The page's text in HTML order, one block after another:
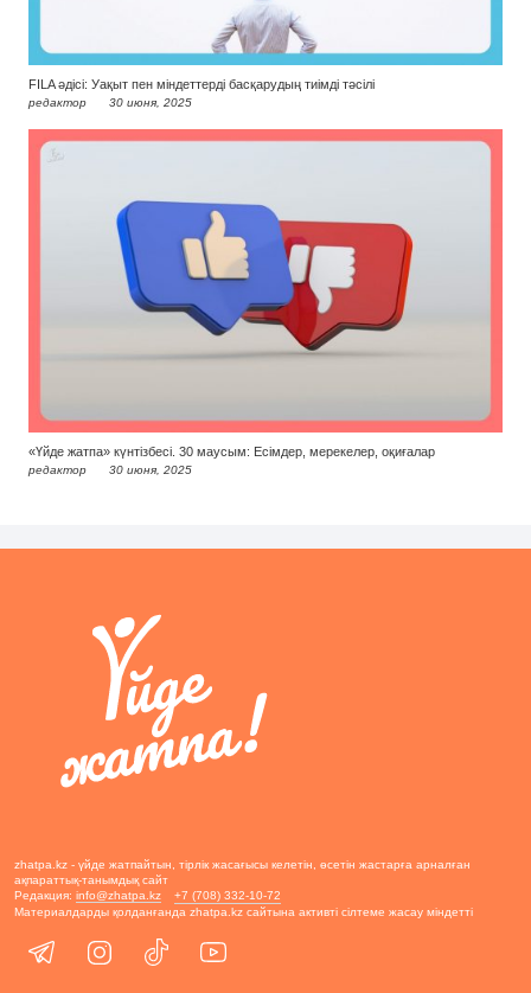
FILA әдісі: Уақыт пен міндеттерді басқарудың тиімді тәсілі
редактор 30 июня, 2025
«Үйде жатпа» күнтізбесі. 30 маусым: Есімдер, мерекелер, оқиғалар
редактор 30 июня, 2025
zhatpa.kz - үйде жатпайтын, тірлік жасағысы келетін, өсетін жастарға арналған
ақпараттық-танымдық сайт
Редакция: info@zhatpa.kz
+7 (708) 332-10-72
Материалдарды қолданғанда zhatpa.kz сайтына активті сілтеме жасау міндетті